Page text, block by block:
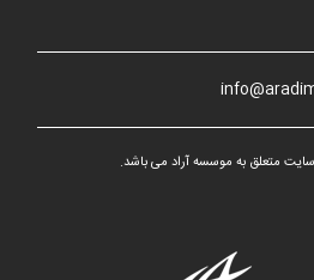
متعلق به موسسه آراد می باشد.